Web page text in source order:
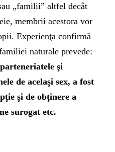
„familii” altfel decât
membrii acestora vor
Experienţa confirmă
naturale prevede:
şi
de acelaşi sex, a fost
şi de obţinere a
surogat etc.